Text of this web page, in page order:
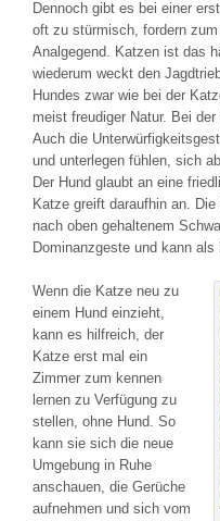
Dennoch gibt es bei einer
oft zu stürmisch, fordern
Analgegend. Katzen ist das
wiederum weckt den
Hundes zwar wie bei der
meist freudiger Natur. Bei
Auch die
und unterlegen fühlen, sich
Der Hund glaubt an eine
Katze greift daraufhin an.
nach oben gehaltenem
Dominanzgeste und kann als
Wenn die Katze neu zu
einem Hund einzieht,
kann es hilfreich, der
Katze erst mal ein
Zimmer zum kennen
lernen zu Verfügung zu
stellen, ohne Hund. So
kann sie sich die neue
Umgebung in Ruhe
anschauen, die Gerüche
aufnehmen und sich vom